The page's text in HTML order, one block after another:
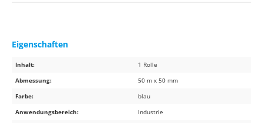
Eigenschaften
Inhalt:
1 Rolle
Abmessung:
50 m x 50 mm
Farbe:
blau
Anwendungsbereich:
Industrie